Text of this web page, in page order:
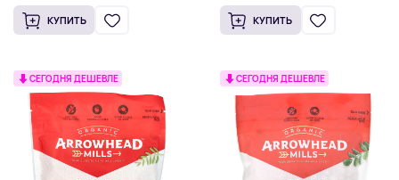
КУПИТЬ КУПИТЬ
СЕГОДНЯ ДЕШЕВЛЕ СЕГОДНЯ ДЕШЕВЛЕ